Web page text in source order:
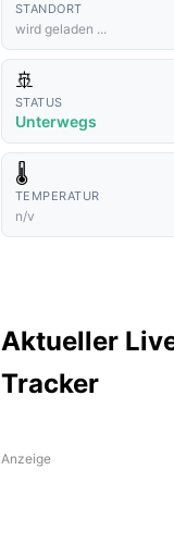
STANDORT
wird geladen ...
🚢
STATUS
Unterwegs
🌡️
TEMPERATUR
n/v
Aktueller
Tracker
Anzeige